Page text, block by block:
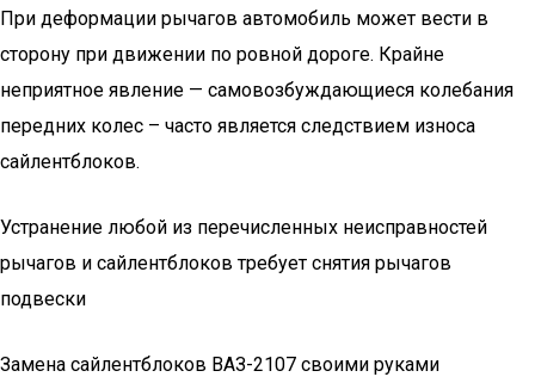
При деформации рычагов автомобиль может вести в
сторону при движении по ровной дороге. Крайне
неприятное явление — самовозбуждающиеся колебания
передних колес – часто является следствием износа
сайлентблоков.
Устранение любой из перечисленных неисправностей
рычагов и сайлентблоков требует снятия рычагов
подвески
Замена сайлентблоков ВАЗ-2107 своими руками